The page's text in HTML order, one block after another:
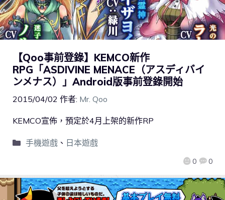
【Qoo事前登錄】KEMCO新作
RPG「ASDIVINE MENACE（アスディバイ
ンメナス）」Android版事前登錄開始
2015/04/02 作者: Mr. Qoo
0 0
KEMCO宣佈，預定於4月上架的新作RP
手機遊戲、 日本遊戲